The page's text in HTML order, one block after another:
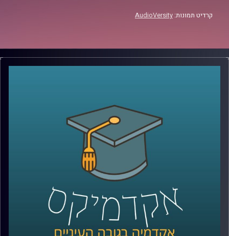
קרדיט תמונות: AudioVersity